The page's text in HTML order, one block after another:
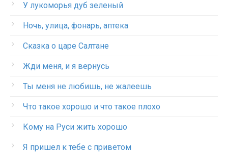
У лукоморья дуб зеленый
Ночь, улица, фонарь, аптека
Сказка о царе Салтане
Жди меня, и я вернусь
Ты меня не любишь, не жалеешь
Что такое хорошо и что такое плохо
Кому на Руси жить хорошо
Я пришел к тебе с приветом